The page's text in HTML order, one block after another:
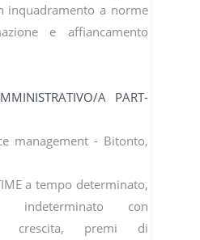
inquadramento a norme
e affiancamento
A PART-
management - Bitonto,
a tempo determinato,
indeterminato con
crescita, premi di